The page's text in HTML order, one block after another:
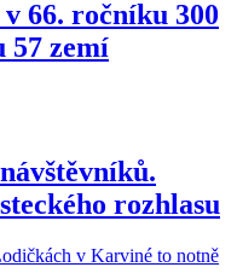
66. ročníku 300
57 zemí
rozhlasu